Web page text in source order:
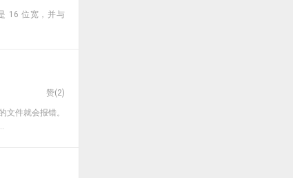
16 位宽，并与
赞(2)
文件就会报错。